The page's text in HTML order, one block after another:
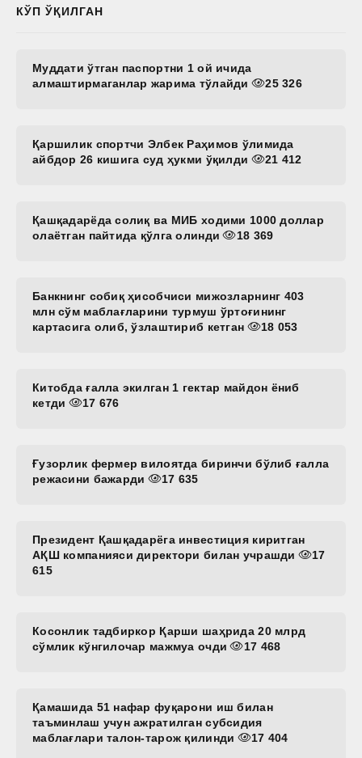
КЎП ЎҚИЛГАН
Муддати ўтган паспортни 1 ой ичида
алмаштирмаганлар жарима тўлайди
25 326
Қаршилик спортчи Элбек Раҳимов ўлимида
айбдор 26 кишига суд ҳукми ўқилди
21 412
Қашқадарёда солиқ ва МИБ ходими 1000 доллар
олаётган пайтида қўлга олинди
18 369
Банкнинг собиқ ҳисобчиси мижозларнинг 403
млн сўм маблағларини турмуш ўртоғининг
картасига олиб, ўзлаштириб кетган
18 053
Китобда ғалла экилган 1 гектар майдон ёниб
кетди
17 676
Ғузорлик фермер вилоятда биринчи бўлиб ғалла
режасини бажарди
17 635
Президент Қашқадарёга инвестиция киритган
АҚШ компанияси директори билан учрашди
17
615
Косонлик тадбиркор Қарши шаҳрида 20 млрд
сўмлик кўнгилочар мажмуа очди
17 468
Қамашида 51 нафар фуқарони иш билан
таъминлаш учун ажратилган субсидия
маблағлари талон-тарож қилинди
17 404